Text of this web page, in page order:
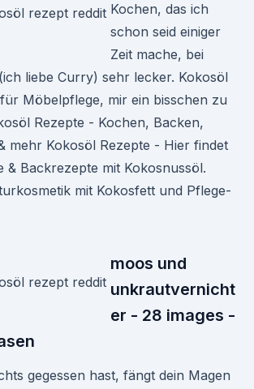
Kochen, das ich
schon seid einiger
Zeit mache, bei
liebe Curry) sehr lecker. Kokosöl
Möbelpflege, mir ein bisschen zu
Rezepte - Kochen, Backen,
mehr Kokosöl Rezepte - Hier findet
& Backrezepte mit Kokosnussöl.
mit Kokosfett und Pflege-
moos und
unkrautvernicht
er - 28 images -
gegessen hast, fängt dein Magen